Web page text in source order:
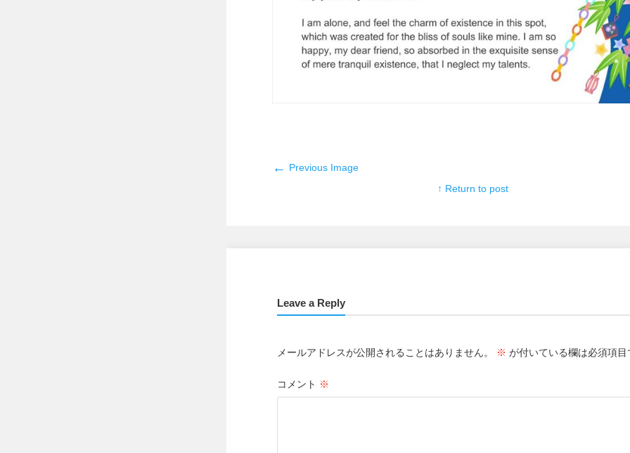
← Previous Image
↑ Return to post
Leave a Reply
メールアドレスが公開されることはありません。 ※ が付いている欄は必須項目
コメント ※